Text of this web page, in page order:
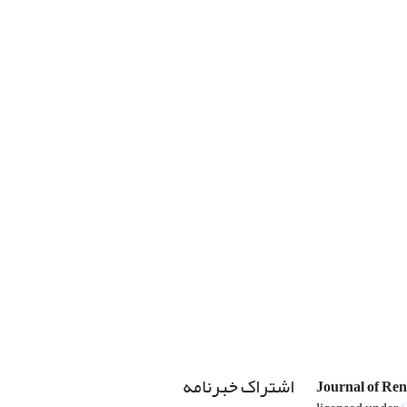
Journal of اشتراک خبرنامه